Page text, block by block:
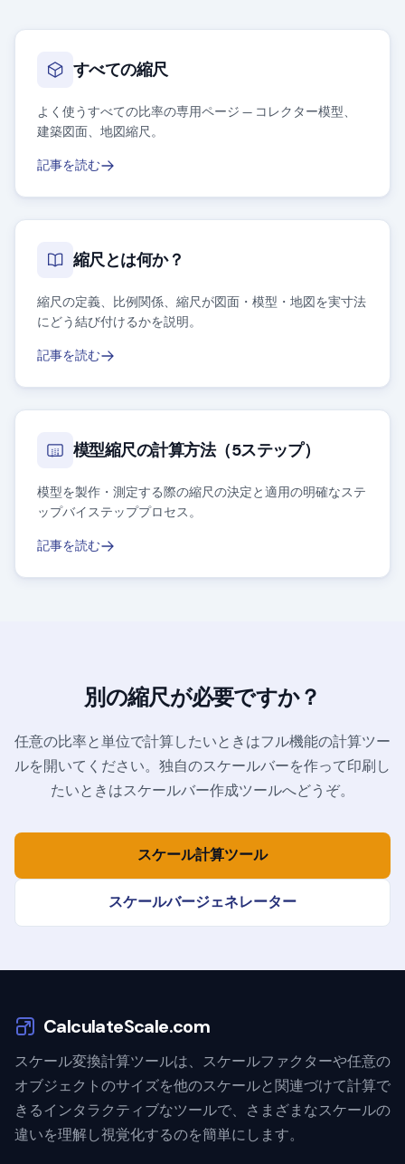
すべての縮尺
よく使うすべての比率の専用ページ — コレクター模型、
建築図面、地図縮尺。
記事を読む
縮尺とは何か？
縮尺の定義、比例関係、縮尺が図面・模型・地図を実寸法
にどう結び付けるかを説明。
記事を読む
模型縮尺の計算方法（5ステップ）
模型を製作・測定する際の縮尺の決定と適用の明確なステ
ップバイステッププロセス。
記事を読む
別の縮尺が必要ですか？
任意の比率と単位で計算したいときはフル機能の計算ツー
ルを開いてください。独自のスケールバーを作って印刷し
たいときはスケールバー作成ツールへどうぞ。
スケール計算ツール
スケールバージェネレーター
CalculateScale.com
スケール変換計算ツールは、スケールファクターや任意の
オブジェクトのサイズを他のスケールと関連づけて計算で
きるインタラクティブなツールで、さまざまなスケールの
違いを理解し視覚化するのを簡単にします。